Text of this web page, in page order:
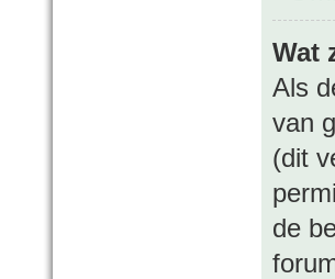
Wat
Als
van
(dit
de